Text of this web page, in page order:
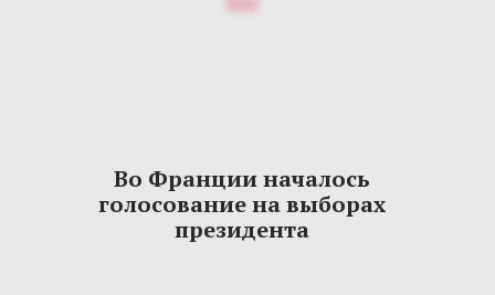
Во Франции началось
голосование на выборах
президента